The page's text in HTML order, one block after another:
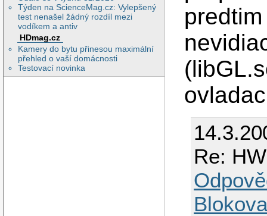
Týden na ScienceMag.cz: Vylepšený
test nenašel žádný rozdíl mezi
vodíkem a antiv
HDmag.cz
Kamery do bytu přinesou maximální
přehled o vaší domácnosti
Testovací novinka
Re: